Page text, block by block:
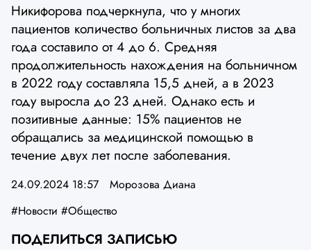
Никифорова подчеркнула, что у многих
пациентов количество больничных листов за два
года составило от 4 до 6. Средняя
продолжительность нахождения на больничном
в 2022 году составляла 15,5 дней, а в 2023
году выросла до 23 дней. Однако есть и
позитивные данные: 15% пациентов не
обращались за медицинской помощью в
течение двух лет после заболевания.
24.09.2024 18:57
Морозова Диана
#Новости #Общество
ПОДЕЛИТЬСЯ ЗАПИСЬЮ